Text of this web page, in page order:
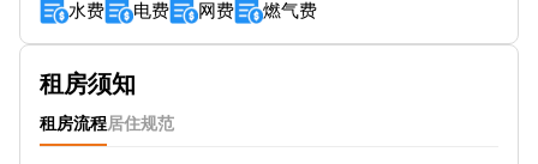
水费 电费 网费 燃气费
租房须知
租房流程居住规范